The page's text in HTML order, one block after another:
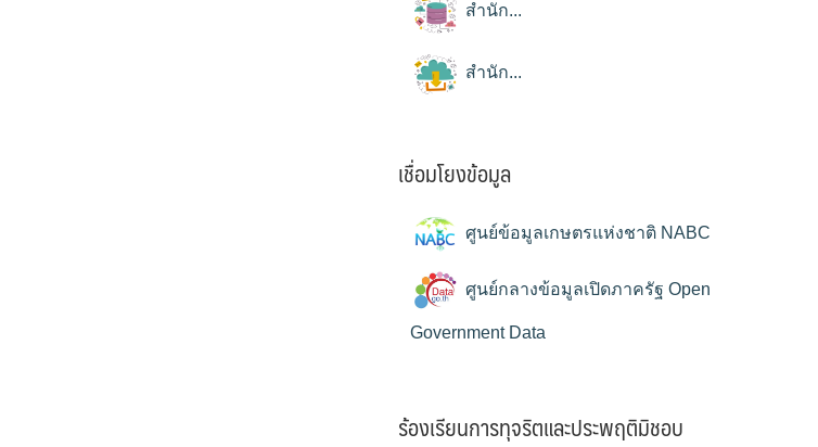
สำนัก...
สำนัก...
เชื่อมโยงข้อมูล
ศูนย์ข้อมูลเกษตรแห่งชาติ NABC
ศูนย์กลางข้อมูลเปิดภาครัฐ Open
Government Data
ร้องเรียนการทุจริตและประพฤติมิชอบ